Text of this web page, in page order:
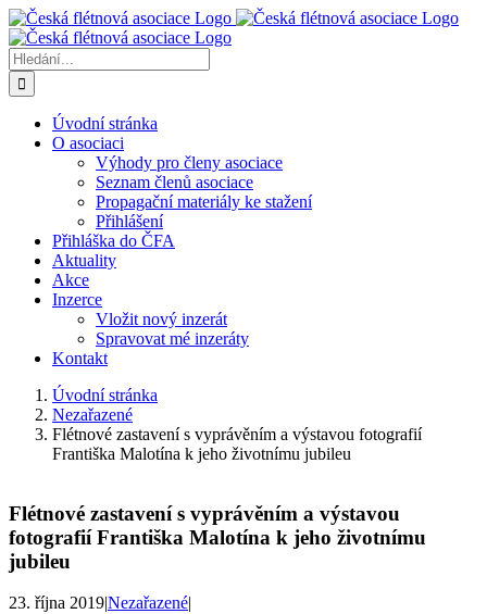
Přeskočit
na
obsah
Hledat:
Úvodní stránka
O asociaci
Výhody pro členy asociace
Seznam členů asociace
Propagační materiály ke stažení
Přihlášení
Přihláška do ČFA
Aktuality
Akce
Inzerce
Vložit nový inzerát
Spravovat mé inzeráty
Kontakt
Úvodní stránka
Nezařazené
Flétnové zastavení s vyprávěním a výstavou fotografií
Františka Malotína k jeho životnímu jubileu
Flétnové zastavení s vyprávěním a výstavou
fotografií Františka Malotína k jeho životnímu
jubileu
23. října 2019|Nezařazené|